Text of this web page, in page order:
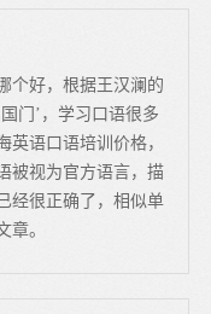
个好，根据王汉澜的
门’，学习口语很多
英语口语培训价格，
被视为官方语言，描
经很正确了，相似单
章。